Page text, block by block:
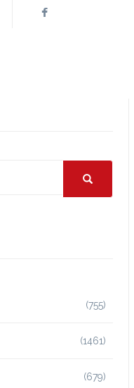
(755)
(1461)
(679)